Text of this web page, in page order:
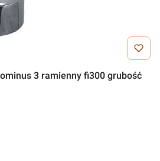
3 ramienny fi300 grubość